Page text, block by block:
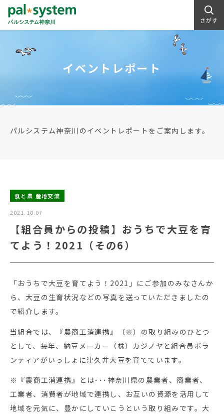
さがす
イベントレポート
パルシステム神奈川のイベントレポートをご案内します。
食と農 産地交流
2021.10.07
【組合員からの投稿】おうちで大豆を育
てよう！2021（その6）
「おうちで大豆を育てよう！2021」にご参加のみなさんか
ら、大豆の生育状況などの写真を送っていただきましたの
で紹介します。
当組合では、『農商工消連携』（※）の取り組みのひとつ
として、毎年、納豆メーカー（株）カジノヤと組合員ボラ
ンティアがいっしょに津久井大豆を育てています。
※『農商工消連携』とは･･･神奈川県の農業者、商業者、
工業者、消費者が地域で連携し、お互いの資源を活用して
地域を元気に、豊かにしていこうという取り組みです。大